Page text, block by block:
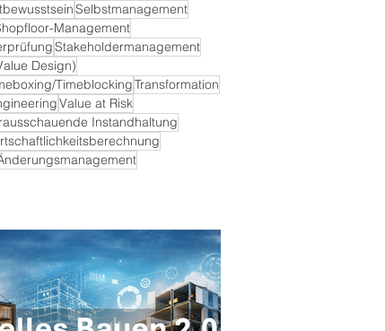
Selbstmanagement
Management
Stakeholdermanagement
Design)
TimeblockingTransformation
Value at Risk
Instandhaltung